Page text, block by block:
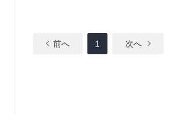
前へ 1 次へ